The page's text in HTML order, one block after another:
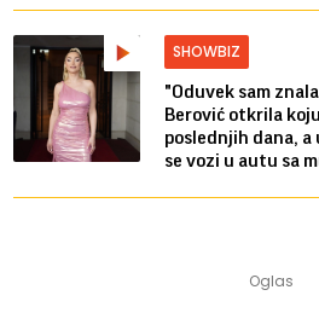
SHOWBIZ
"Oduvek sam
Berović otkrila koju
poslednjih dana,
se vozi u autu sa